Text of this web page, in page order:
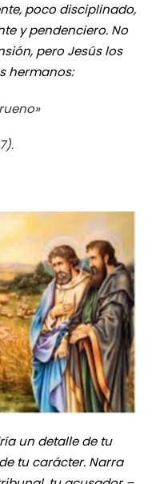
poco disciplinado,
y pendenciero. No
pero Jesús los
hermanos:
»
un detalle de tu
tu carácter. Narra